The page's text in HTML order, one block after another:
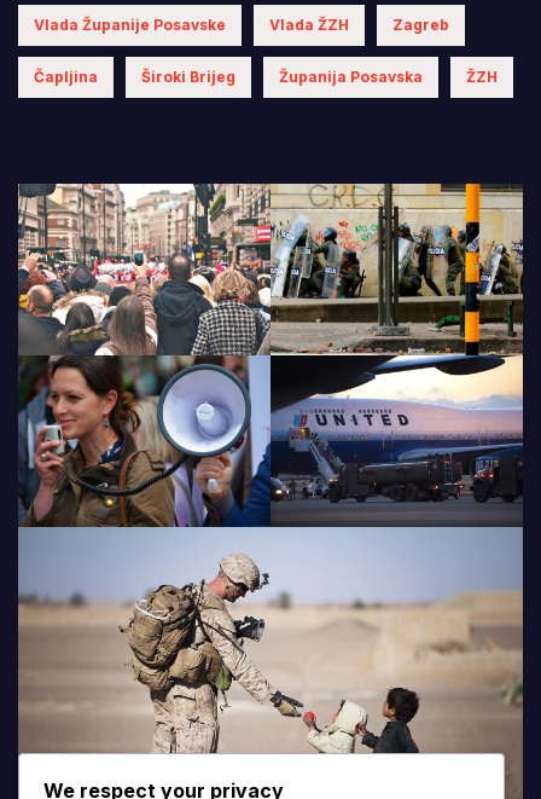
Vlada Županije Posavske Vlada ŽZH Zagreb
Čapljina Široki Brijeg Županija Posavska ŽZH
We respect your privacy